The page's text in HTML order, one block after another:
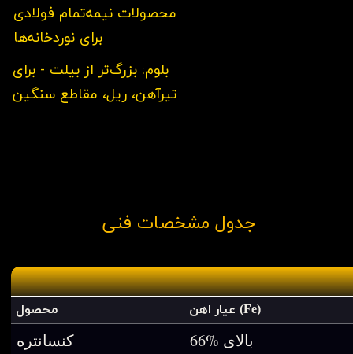
محصولات نیمه‌تمام فولادی
برای نوردخانه‌ها
بلوم: بزرگ‌تر از بیلت - برای
تیرآهن، ریل، مقاطع سنگین
محصول عیار اهن (Fe)
کنسانتره
66% بالای
جدول مشخصات فنی